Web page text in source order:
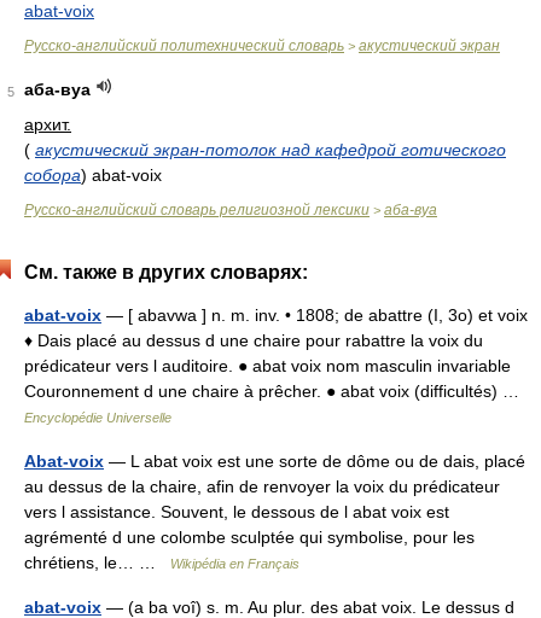
abat-voix
Русско-английский политехнический словарь > акустический экран
5
аба-вуа
архит.
( акустический экран-потолок над кафедрой готического
собора) abat-voix
Русско-английский словарь религиозной лексики > аба-вуа
См. также в других словарях:
abat-voix — [ abavwa ] n. m. inv. • 1808; de abattre (I, 3o) et voix
♦ Dais placé au dessus d une chaire pour rabattre la voix du
prédicateur vers l auditoire. ● abat voix nom masculin invariable
Couronnement d une chaire à prêcher. ● abat voix (difficultés) …
Encyclopédie Universelle
Abat-voix — L abat voix est une sorte de dôme ou de dais, placé
au dessus de la chaire, afin de renvoyer la voix du prédicateur
vers l assistance. Souvent, le dessous de l abat voix est
agrémenté d une colombe sculptée qui symbolise, pour les
chrétiens, le… …
Wikipédia en Français
abat-voix — (a ba voî) s. m. Au plur. des abat voix. Le dessus d